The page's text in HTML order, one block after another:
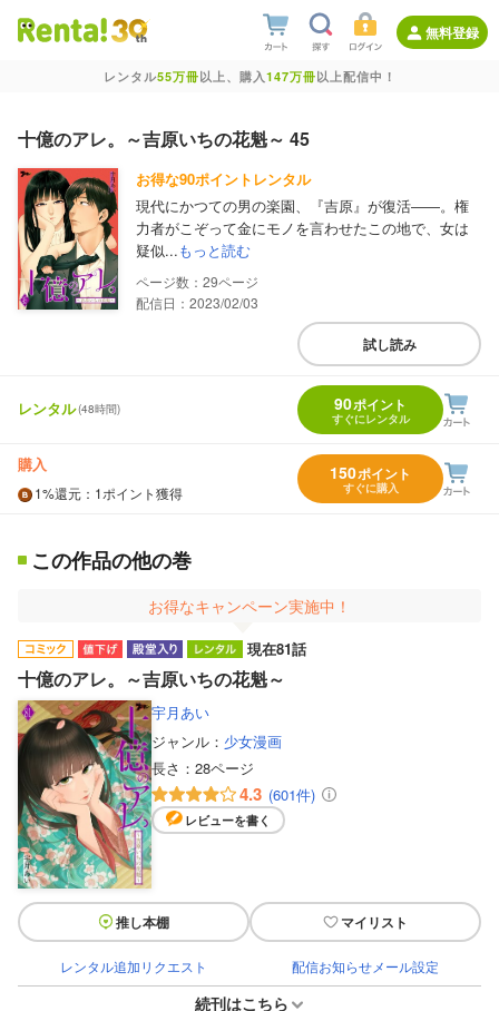
無料登録
レンタル55万冊以上、購入147万冊以上配信中！
十億のアレ。～吉原いちの花魁～ 45
お得な90ポイントレンタル
現代にかつての男の楽園、『吉原』が復活――。権
力者がこぞって金にモノを言わせたこの地で、女は
疑似...もっと読む
29
配信日：2023/02/03
試し読み
レンタル(48時間) 90ポイント
すぐにレンタル
購入
1%還元 ：1ポイント獲得
150ポイント
すぐに購入
この作品の他の巻
お得なキャンペーン実施中！
現在81話
十億のアレ。～吉原いちの花魁～
宇月あい
ジャンル： 少女漫画
長さ： 28ページ
4.3 (601件)
レビューを書く
推し本棚 マイリスト
レンタル追加リクエスト 配信お知らせメール設定
続刊はこちら